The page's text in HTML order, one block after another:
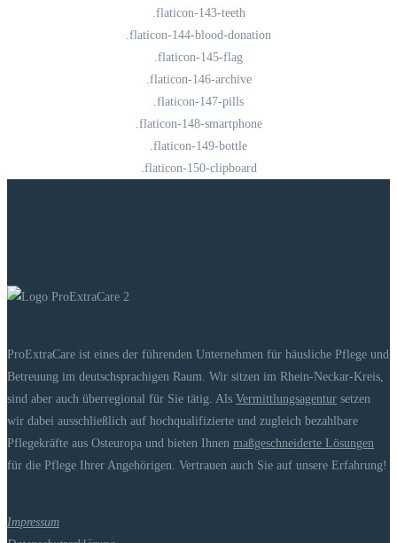
.flaticon-143-teeth
.flaticon-144-blood-donation
.flaticon-145-flag
.flaticon-146-archive
.flaticon-147-pills
.flaticon-148-smartphone
.flaticon-149-bottle
.flaticon-150-clipboard
ProExtraCare ist eines der führenden Unternehmen für häusliche Pflege und
Betreuung im deutschsprachigen Raum. Wir sitzen im Rhein-Neckar-Kreis,
sind aber auch überregional für Sie tätig. Als Vermittlungsagentur setzen
wir dabei ausschließlich auf hochqualifizierte und zugleich bezahlbare
Pflegekräfte aus Osteuropa und bieten Ihnen maßgeschneiderte Lösungen
für die Pflege Ihrer Angehörigen. Vertrauen auch Sie auf unsere Erfahrung!
Impressum